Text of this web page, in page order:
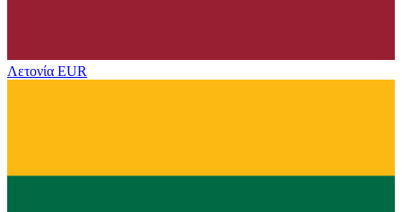
Λετονία EUR